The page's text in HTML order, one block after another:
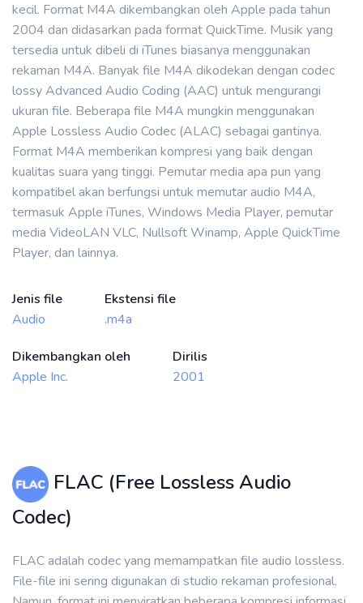
kecil. Format M4A dikembangkan oleh Apple pada tahun
2004 dan didasarkan pada format QuickTime. Musik yang
tersedia untuk dibeli di iTunes biasanya menggunakan
rekaman M4A. Banyak file M4A dikodekan dengan codec
lossy Advanced Audio Coding (AAC) untuk mengurangi
ukuran file. Beberapa file M4A mungkin menggunakan
Apple Lossless Audio Codec (ALAC) sebagai gantinya.
Format M4A memberikan kompresi yang baik dengan
kualitas suara yang tinggi. Pemutar media apa pun yang
kompatibel akan berfungsi untuk memutar audio M4A,
termasuk Apple iTunes, Windows Media Player, pemutar
media VideoLAN VLC, Nullsoft Winamp, Apple QuickTime
Player, dan lainnya.
Jenis file
Audio
Ekstensi file
.m4a
Dikembangkan oleh
Apple Inc.
Dirilis
2001
FLAC (Free Lossless Audio
Codec)
FLAC adalah codec yang memampatkan file audio lossless.
File-file ini sering digunakan di studio rekaman profesional.